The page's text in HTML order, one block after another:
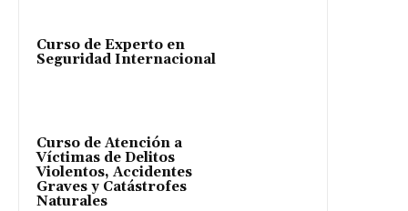
Curso de Experto en
Seguridad Internacional
Curso de Atención a
Víctimas de Delitos
Violentos, Accidentes
Graves y Catástrofes
Naturales